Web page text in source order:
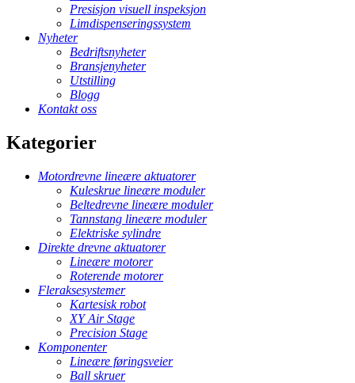
Presisjon visuell inspeksjon
Limdispenseringssystem
Nyheter
Bedriftsnyheter
Bransjenyheter
Utstilling
Blogg
Kontakt oss
Kategorier
Motordrevne lineære aktuatorer
Kuleskrue lineære moduler
Beltedrevne lineære moduler
Tannstang lineære moduler
Elektriske sylindre
Direkte drevne aktuatorer
Lineære motorer
Roterende motorer
Fleraksesystemer
Kartesisk robot
XY Air Stage
Precision Stage
Komponenter
Lineære føringsveier
Ball skruer